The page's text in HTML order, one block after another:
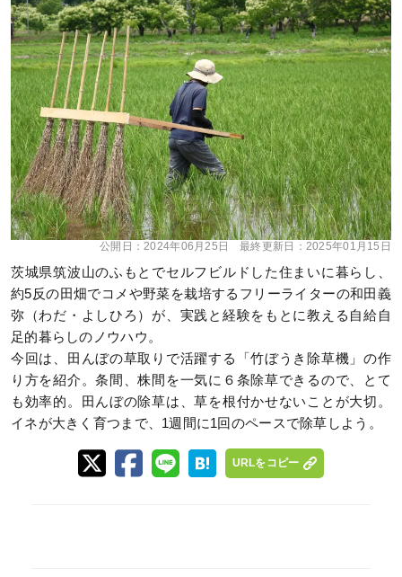
公開日：2024年06月25日 最終更新日： 2025年01月15日
茨城県筑波山のふもとでセルフビルドした住まいに暮らし、
約5反の田畑でコメや野菜を栽培するフリーライターの和田義
弥（わだ・よしひろ）が、実践と経験をもとに教える自給自
足的暮らしのノウハウ。
今回は、田んぼの草取りで活躍する「竹ぼうき除草機」の作
り方を紹介。条間、株間を一気に６条除草できるので、とて
も効率的。田んぼの除草は、草を根付かせないことが大切。
イネが大きく育つまで、1週間に1回のペースで除草しよう。
URLをコピー